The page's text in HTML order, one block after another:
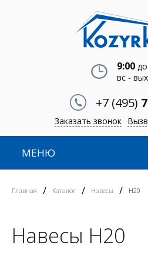
9:00до
вс -
+7 (495)
Заказать звонок
МЕНЮ
Главная / Каталог / Навесы / Н20
Навесы Н20